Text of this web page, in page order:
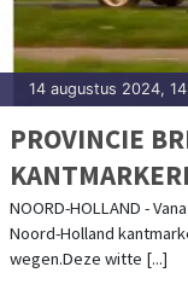
14 augustus 2024,
PROVINCIE
NOORD-HOLLAND -
Noord-Holland
wegen.Deze witte [...]